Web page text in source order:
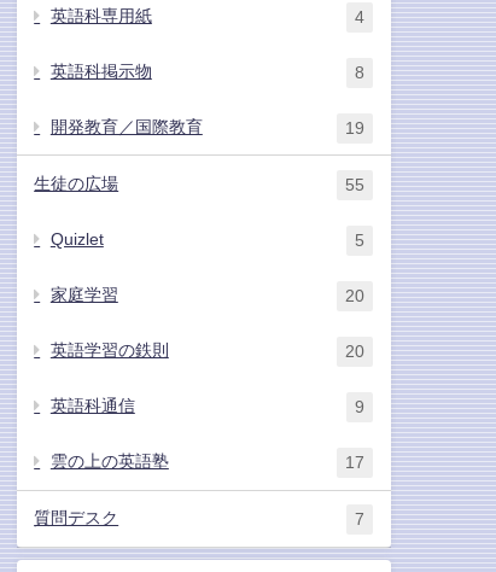
英語科専用紙 4
英語科掲示物 8
開発教育／国際教育 19
生徒の広場 55
Quizlet 5
家庭学習 20
英語学習の鉄則 20
英語科通信 9
雲の上の英語塾 17
質問デスク 7